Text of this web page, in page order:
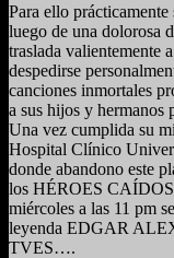
Para ello
luego de una dolorosa
traslada valientemente
despedirse
canciones inmortales
a sus hijos y hermanos
Una vez cumplida su
Hospital Clínico
donde abandono este
los HÉROES
miércoles a las 11 pm
leyenda EDGAR
TVES….